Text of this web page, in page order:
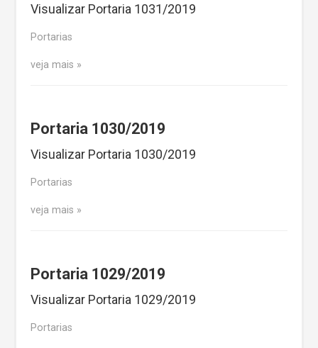
Visualizar Portaria 1031/2019
Portarias
veja mais
Portaria 1030/2019
Visualizar Portaria 1030/2019
Portarias
veja mais
Portaria 1029/2019
Visualizar Portaria 1029/2019
Portarias